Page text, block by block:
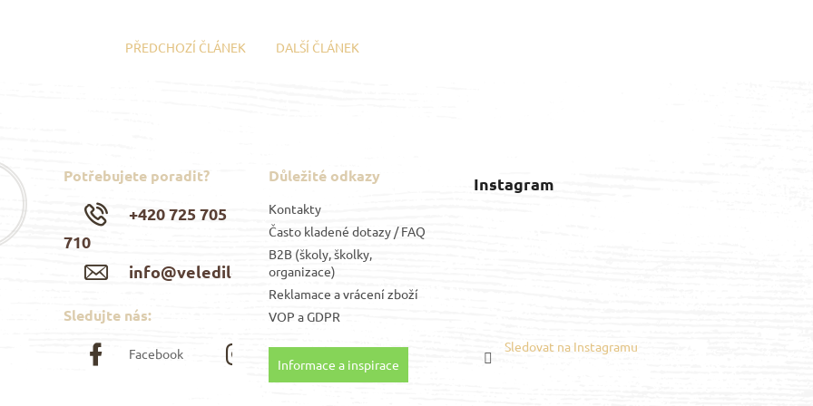
PŘEDCHOZÍ ČLÁNEK DALŠÍ ČLÁNEK
Potřebujete poradit?
+420 725 705
710
info@veledilo.cz
Sledujte nás:
Facebook
Důležité odkazy
Kontakty
Často kladené dotazy / FAQ
B2B (školy, školky,
organizace)
Reklamace a vrácení zboží
VOP aGDPR
Informace a inspirace
Instagram
Sledovat na Instagramu